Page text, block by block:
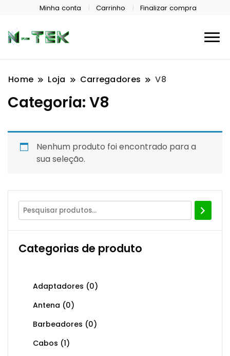
Minha conta Carrinho Finalizar compra
Home Loja Carregadores V8
Categoria: V8
Nenhum produto foi encontrado para a
sua seleção.
Categorias de produto
Adaptadores (0)
Antena (0)
Barbeadores (0)
Cabos (1)